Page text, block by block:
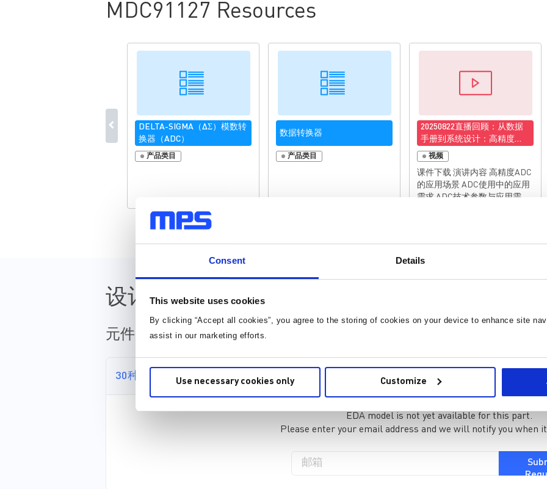
Consent Details
This website uses cookies
By clicking “Accept all cookies”, you agree to the storing of cookies on your device to enhance site
assist in our marketing efforts.
Use necessary cookies only Customize
MDC91127 Resources
DELTA-SIGMA（ΔΣ）模数转
换器（ADC）
产品类目
数据转换器
产品类目
20250822直播回顾：从数据
手册到系统设计：高精度
ADC的选型优化策略
视频
课件下载 演讲内容 高精度ADC
的应用场景 ADC使用中的应用
需求 ADC技术参数与应用需求
术参数与应用需求之间的关
系， 为您的数据采集应用，选
供的ADC评测套件可以帮助您
设计资源
元件库，封装库和 3D 模型
30种以上格式
EDA model is not yet available for this part.
Please enter your email address and we will notify you when